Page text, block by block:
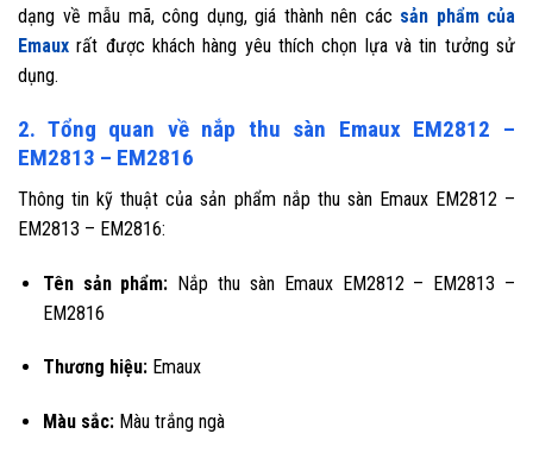
dạng về mẫu mã, công dụng, giá thành nên các sản phẩm của
Emaux rất được khách hàng yêu thích chọn lựa và tin tưởng sử
dụng.
2. Tổng quan về nắp thu sàn Emaux EM2812 –
EM2813 – EM2816
Thông tin kỹ thuật của sản phẩm nắp thu sàn Emaux EM2812 –
EM2813 – EM2816:
Tên sản phẩm: Nắp thu sàn Emaux EM2812 – EM2813 –
EM2816
Thương hiệu: Emaux
Màu sắc: Màu trắng ngà